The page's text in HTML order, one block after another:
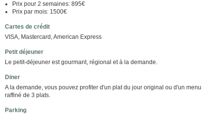
Prix pour 2 semaines: 895€
Prix par mois: 1500€
Cartes de crédit
VISA, Mastercard, American Express
Petit déjeuner
Le petit-déjeuner est gourmant, régional et à la demande.
Diner
A la demande, vous pouvez profiter d'un plat du jour original ou d'un menu
raffiné de 3 plats.
Parking